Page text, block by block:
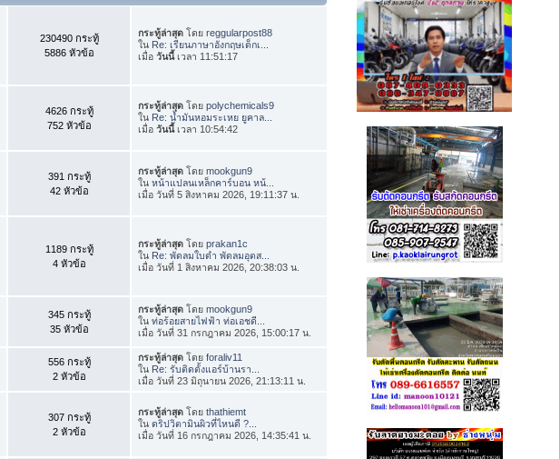
230490 กระทู้
5886 หัวข้อ
กระทู้ล่าสุด โดยreggularpost88
ใน Re: เรียนภาษาอังกฤษเด็กเ...
เมื่อวันนี้เวลา 11:51:17
4626 กระทู้
752 หัวข้อ
กระทู้ล่าสุด โดยpolychemicals9
ใน Re: น้ำมันหอมระเหย ยูคาล...
เมื่อวันนี้เวลา 10:54:42
391 กระทู้
42 หัวข้อ
กระทู้ล่าสุด โดยmookgun9
ในหน้าแปลนเหล็กคาร์บอน หน้...
เมื่อ วันที่ 5 สิงหาคม 2026, 19:11:37 น.
1189 กระทู้
4 หัวข้อ
กระทู้ล่าสุด โดยprakan1c
ใน Re: พัดลมใบดำ พัดลมอุตส...
เมื่อ วันที่ 1 สิงหาคม 2026, 20:38:03 น.
345 กระทู้
35 หัวข้อ
กระทู้ล่าสุด โดยmookgun9
ในท่อร้อยสายไฟฟ้า ท่อเอชดี...
เมื่อ วันที่ 31 กรกฎาคม 2026, 15:00:17 น.
556 กระทู้
2 หัวข้อ
กระทู้ล่าสุด โดยforaliv11
ใน Re: รับติดตั้งแอร์บ้านรา...
เมื่อ วันที่ 23 มิถุนายน 2026, 21:13:11 น.
307 กระทู้
2 หัวข้อ
กระทู้ล่าสุด โดยthathiemt
ในดริปวิตามินผิวที่ไหนดี ?...
เมื่อ วันที่ 16 กรกฎาคม 2026, 14:35:41 น.